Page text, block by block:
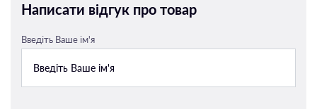
Написати відгук про товар
Введіть Ваше ім'я